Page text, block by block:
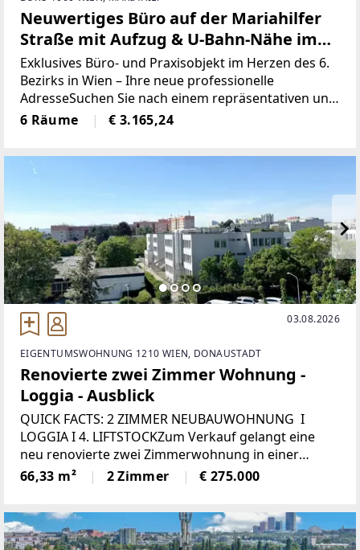
Neuwertiges Büro auf der Mariahilfer
Straße mit Aufzug & U-Bahn-Nähe im
1060 Wien zu mieten!
Exklusives Büro- und Praxisobjekt im Herzen des 6.
Bezirks in Wien – Ihre neue professionelle
AdresseSuchen Sie nach einem repräsentativen und
modernen Standort für Ihr Unternehmen oder Ihre
Praxis in einer der begehrtesten Lagen Wiens?
6 Räume € 3.165,24
03.08.2026
EIGENTUMSWOHNUNG 1210 WIEN, DONAUSTADT
Renovierte zwei Zimmer Wohnung -
Loggia - Ausblick
QUICK FACTS: 2 ZIMMER NEUBAUWOHNUNG I
LOGGIA I 4. LIFTSTOCKZum Verkauf gelangt eine
neu renovierte zwei Zimmerwohnung in einer
Wohnhausanlage (BJ 1978) im vierten Liftstock.Diese
sehr ruhige 2-Zimmer-Wohnung, mit schönem
66,33 m² 2 Zimmer € 275.000